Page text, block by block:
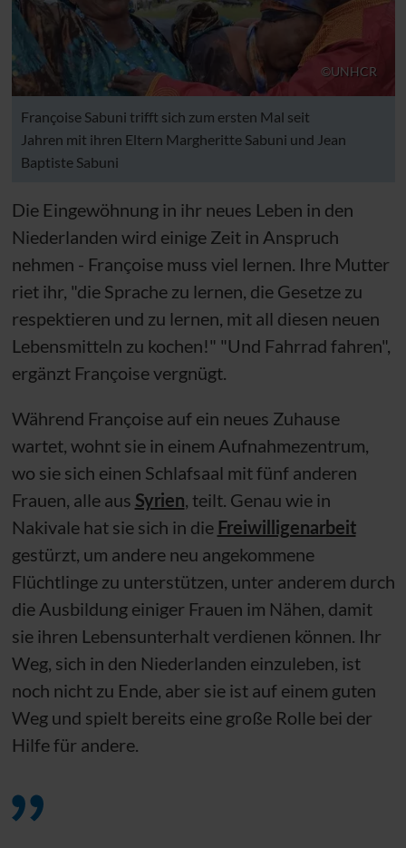
©UNHCR
Françoise Sabuni trifft sich zum ersten Mal seit
Jahren mit ihren Eltern Margheritte Sabuni und Jean
Baptiste Sabuni
Die Eingewöhnung in ihr neues Leben in den
Niederlanden wird einige Zeit in Anspruch
nehmen - Françoise muss viel lernen. Ihre Mutter
riet ihr, "die Sprache zu lernen, die Gesetze zu
respektieren und zu lernen, mit all diesen neuen
Lebensmitteln zu kochen!" "Und Fahrrad fahren",
ergänzt Françoise vergnügt.
Während Françoise auf ein neues Zuhause
wartet, wohnt sie in einem Aufnahmezentrum,
wo sie sich einen Schlafsaal mit fünf anderen
Frauen, alle aus Syrien, teilt. Genau wie in
Nakivale hat sie sich in die Freiwilligenarbeit
gestürzt, um andere neu angekommene
Flüchtlinge zu unterstützen, unter anderem durch
die Ausbildung einiger Frauen im Nähen, damit
sie ihren Lebensunterhalt verdienen können. Ihr
Weg, sich in den Niederlanden einzuleben, ist
noch nicht zu Ende, aber sie ist auf einem guten
Weg und spielt bereits eine große Rolle bei der
Hilfe für andere.